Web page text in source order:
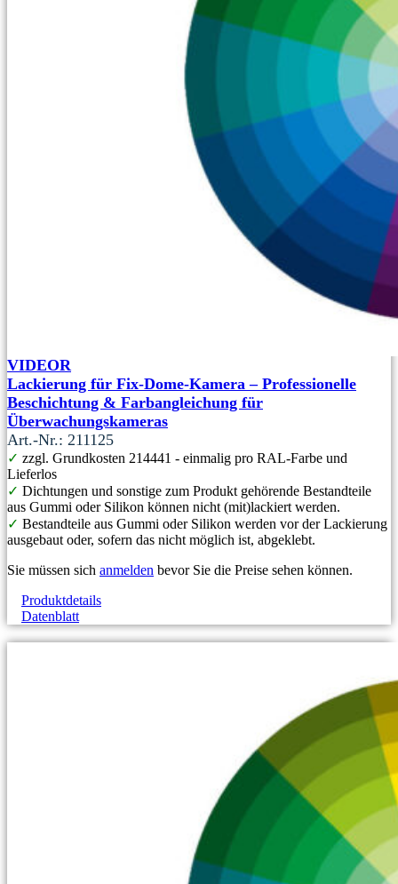
VIDEOR
Lackierung für Fix-Dome-Kamera – Professionelle
Beschichtung & Farbangleichung für
Überwachungskameras
Art.-Nr.: 211125
✓ zzgl. Grundkosten 214441 - einmalig pro RAL-Farbe und
Lieferlos
✓ Dichtungen und sonstige zum Produkt gehörende Bestandteile
aus Gummi oder Silikon können nicht (mit)lackiert werden.
✓ Bestandteile aus Gummi oder Silikon werden vor der Lackierung
ausgebaut oder, sofern das nicht möglich ist, abgeklebt.
Sie müssen sich anmelden bevor Sie die Preise sehen können.
Produktdetails
Datenblatt